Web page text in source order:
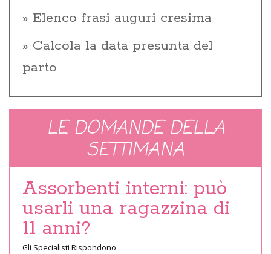
Elenco frasi auguri cresima
Calcola la data presunta del
parto
LE DOMANDE DELLA
SETTIMANA
Assorbenti interni: può
usarli una ragazzina di
11 anni?
Gli Specialisti Rispondono